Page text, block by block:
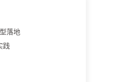
落地
践